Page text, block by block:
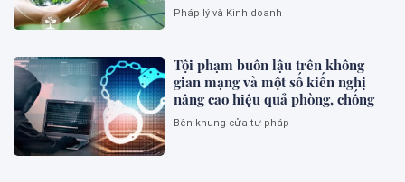
Pháp lý và Kinh doanh
Tội phạm buôn lậu trên không
gian mạng và một số kiến nghị
nâng cao hiệu quả phòng, chống
Bên khung cửa tư pháp